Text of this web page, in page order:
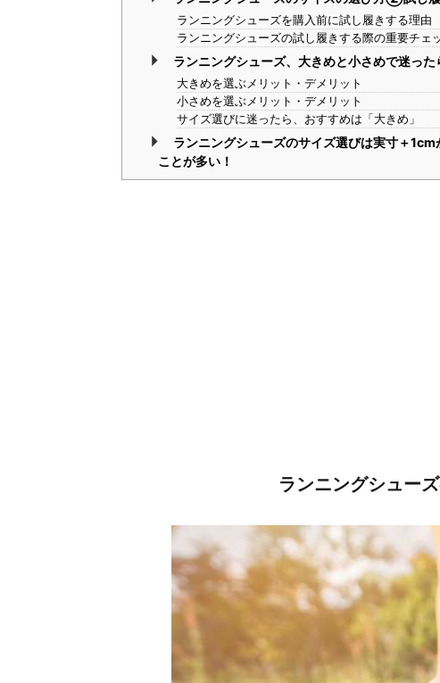
ランニングシューズを購入前に試し履きする理由
ランニングシューズの試し履きする際の重要チェ
ランニングシューズ、大きめと小さめで迷った
大きめを選ぶメリット・デメリット
小さめを選ぶメリット・デメリット
サイズ選びに迷ったら、おすすめは「大きめ」
ランニングシューズのサイズ選びは実寸＋
ことが多い！
ランニングシュー